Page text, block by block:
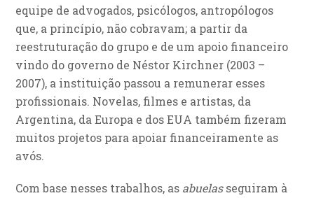
equipe de advogados, psicólogos, antropólogos
que, a princípio, não cobravam; a partir da
reestruturação do grupo e de um apoio financeiro
vindo do governo de Néstor Kirchner (2003 –
2007), a instituição passou a remunerar esses
profissionais. Novelas, filmes e artistas, da
Argentina, da Europa e dos EUA também fizeram
muitos projetos para apoiar financeiramente as
avós.
Com base nesses trabalhos, as abuelasseguiram à